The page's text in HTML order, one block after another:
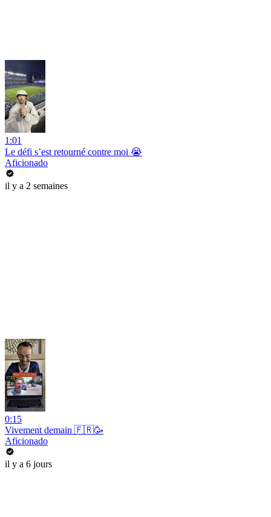
1:01
Le défi s’est retourné contre moi 😭
Aficionado
il y a 2 semaines
0:15
Vivement demain 🇫🇷🥳
Aficionado
il y a 6 jours